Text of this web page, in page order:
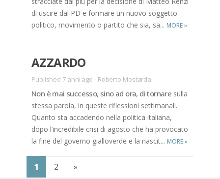
di usci­re dal PD e for­ma­re un nuo­vo sog­get­to
po­li­ti­co, mo­vi­men­to o par­ti­to che sia, sa... MORE»
AZ­ZAR­DO
Published 7 anni ago - Roberto Mostarda
Non è mai suc­ces­so, sino ad ora, di tor­na­re sul­la
stes­sa pa­ro­la, in que­ste ri­fles­sio­ni set­ti­ma­na­li.
Quan­to sta ac­ca­den­do nel­la po­li­ti­ca ita­lia­na,
dopo l’in­cre­di­bi­le cri­si di ago­sto che ha pro­vo­ca­to
la fine del go­ver­no gial­lo­ver­de e la na­sci­t... MORE»
1 2 »